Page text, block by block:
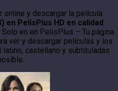
online y descargar la película
en PelisPlus HD en calidad
en en PelisPlus – Tu página
ver y descargar películas y los
castellano y subtituladas